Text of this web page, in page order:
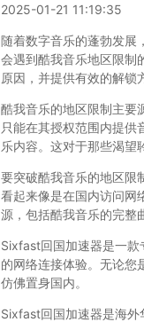
2025-01-21 11:19:35
随着数字音乐的蓬勃发展
会遇到酷我音乐地区限制
原因，并提供有效的解锁
酷我音乐的地区限制主要
只能在其授权范围内提供
乐内容。这对于那些渴望
要突破酷我音乐的地区限
看起来像是在国内访问网
源，包括酷我音乐的完整
Sixfast回国加速器是一款
的网络连接体验。无论您
仿佛置身国内。
Sixfast回国加速器是海外